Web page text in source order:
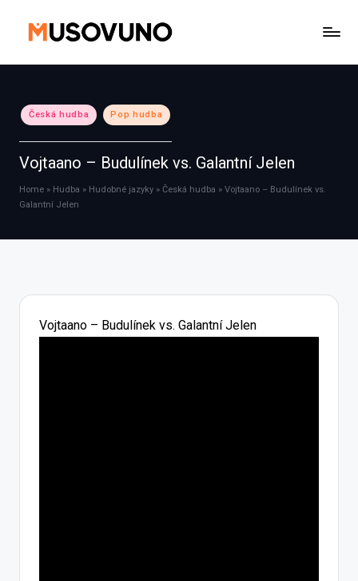
Posted
in
Česká hudba Pop hudba
Vojtaano – Budulínek vs. Galantní Jelen
Home » Hudba » Hudobné jazyky » Česká hudba » Vojtaano – Budulínek vs.
Galantní Jelen
Vojtaano – Budulínek vs. Galantní Jelen